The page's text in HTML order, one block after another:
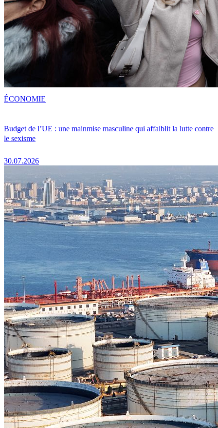
Budget de l’UE : une mainmise masculine qui affaiblit la lutte contre
le sexisme
30.07.2026
ÉCONOMIE